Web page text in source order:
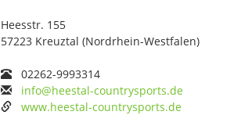
Heesstr. 155
57223 Kreuztal (Nordrhein-Westfalen)
02262-9993314
info@heestal-countrysports.de
www.heestal-countrysports.de